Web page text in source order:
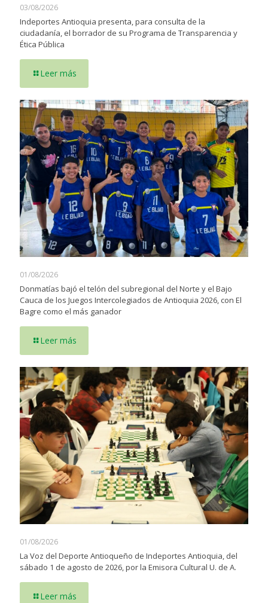
03/08/2026
Indeportes Antioquia presenta, para consulta de la
ciudadanía, el borrador de su Programa de Transparencia y
Ética Pública
Leer más
01/08/2026
Donmatías bajó el telón del subregional del Norte y el Bajo
Cauca de los Juegos Intercolegiados de Antioquia 2026, con El
Bagre como el más ganador
Leer más
01/08/2026
La Voz del Deporte Antioqueño de Indeportes Antioquia, del
sábado 1 de agosto de 2026, por la Emisora Cultural U. de A.
Leer más